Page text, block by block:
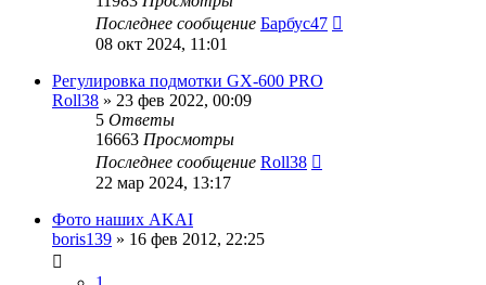
Последнее сообщение Барбус47
08 окт 2024, 11:01
Регулировка подмотки GX-600 PRO
Roll38 » 23 фев 2022, 00:09
5 Ответы
16663 Просмотры
Последнее сообщение Roll38
22 мар 2024, 13:17
Фото наших AKAI
boris139 » 16 фев 2012, 22:25